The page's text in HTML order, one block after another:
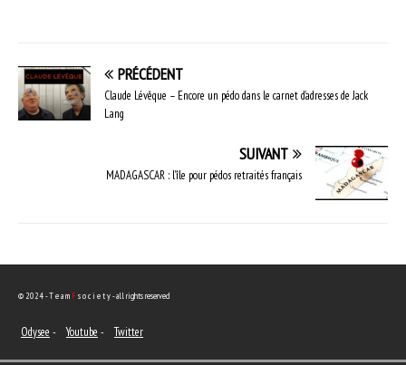
PRÉCÉDENT
Claude Lévêque – Encore un pédo dans le carnet d’adresses de Jack
Lang
SUIVANT
MADAGASCAR : l’île pour pédos retraités français
© 2024 - T e a m Fs o c i e t y - all rights reserved
Odysee - Youtube - Twitter